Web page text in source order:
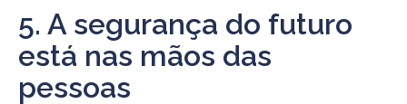
5. A segurança do futuro
está nas mãos das
pessoas